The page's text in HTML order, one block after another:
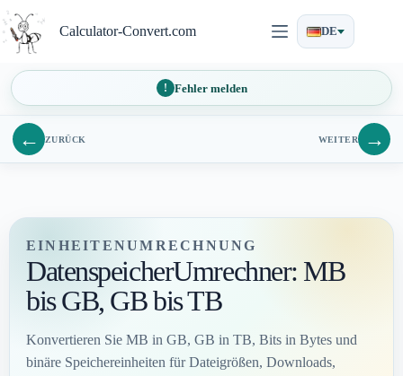
Inhalt
springen
Calculator-Convert.com DE
Fehler melden
← ZURÜCK WEITER →
EINHEITENUMRECHNUNG
DatenspeicherUmrechner: MB
bis GB, GB bis TB
Konvertieren Sie MB in GB, GB in TB, Bits in Bytes und
binäre Speichereinheiten für Dateigrößen, Downloads,